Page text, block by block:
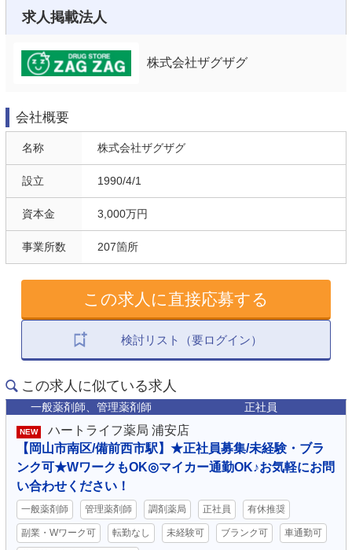
求人掲載法人
株式会社ザグザグ
会社概要
名称 株式会社ザグザグ
設立 1990/4/1
資本金 3,000万円
事業所数 207箇所
検討リスト（要ログイン）
この求人に直接応募する
この求人に似ている求人
一般薬剤師、管理薬剤師 正社員
NEW
ハートライフ薬局 浦安店
【岡山市南区/備前西市駅】★正社員募集/未経験・ブラ
ンク可★WワークもOK◎マイカー通勤OK♪お気軽にお問
い合わせください！
一般薬剤師 管理薬剤師 調剤薬局 正社員 有休推奨
副業・Wワーク可 転勤なし 未経験可 ブランク可 車通勤可